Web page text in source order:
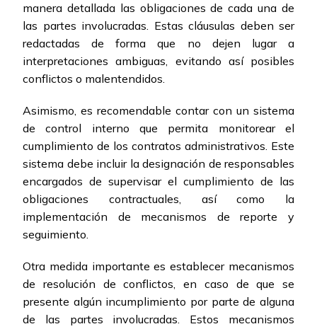
manera detallada las obligaciones de cada una de
las partes involucradas. Estas cláusulas deben ser
redactadas de forma que no dejen lugar a
interpretaciones ambiguas, evitando así posibles
conflictos o malentendidos.
Asimismo, es recomendable contar con un sistema
de control interno que permita monitorear el
cumplimiento de los contratos administrativos. Este
sistema debe incluir la designación de responsables
encargados de supervisar el cumplimiento de las
obligaciones contractuales, así como la
implementación de mecanismos de reporte y
seguimiento.
Otra medida importante es establecer mecanismos
de resolución de conflictos, en caso de que se
presente algún incumplimiento por parte de alguna
de las partes involucradas. Estos mecanismos